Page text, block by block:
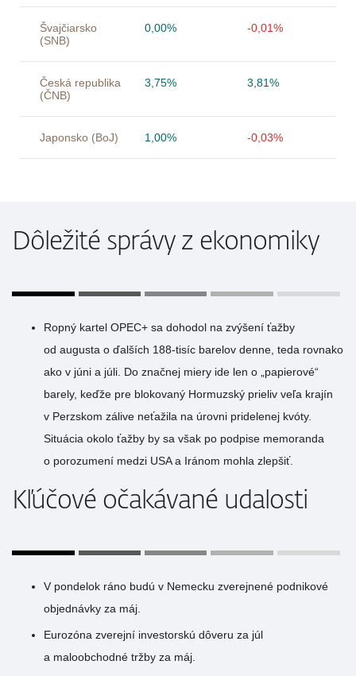
Švajčiarsko
(SNB)
0,00% -0,01%
Česká republika
(ČNB)
3,75% 3,81%
Japonsko (BoJ) 1,00% -0,03%
Dôležité správy z ekonomiky
Ropný kartel OPEC+ sa dohodol na zvýšení ťažby
od augusta o ďalších 188-tisíc barelov denne, teda rovnako
ako v júni a júli. Do značnej miery ide len o „papierové“
barely, keďže pre blokovaný Hormuzský prieliv veľa krajín
v Perzskom zálive neťažila na úrovni pridelenej kvóty.
Situácia okolo ťažby by sa však po podpise memoranda
o porozumení medzi USA a Iránom mohla zlepšiť.
Kľúčové očakávané udalosti
V pondelok ráno budú v Nemecku zverejnené podnikové
objednávky za máj.
Eurozóna zverejní investorskú dôveru za júl
a maloobchodné tržby za máj.